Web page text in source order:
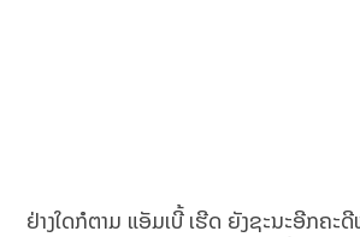
ຢ່າງໃດກໍຕາມ ແອັມເບີ້ ເຮີດ ຍັງຊະນະອີກຄ